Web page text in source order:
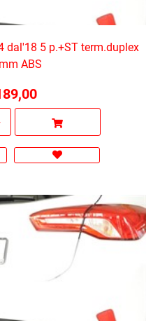
dal'18 5 p.+ST term.duplex
ABS